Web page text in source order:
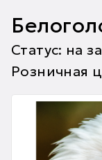
Статус: на
Розничная